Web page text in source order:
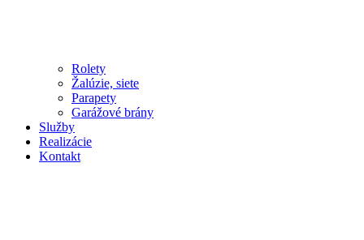
Rolety
Žalúzie, siete
Parapety
Garážové brány
Služby
Realizácie
Kontakt